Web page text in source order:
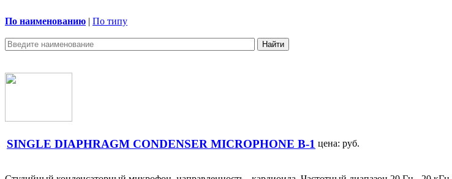
По наименованию По типу
SINGLE DIAPHRAGM CONDENSER MICROPHONE B-1 цена: руб.